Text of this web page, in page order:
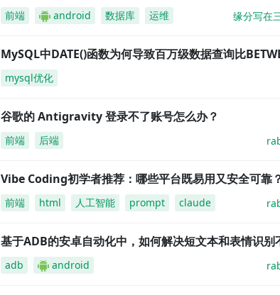
前端 android 数据库 运维 缘分写在
MySQL中DATE()函数为何导致百万级数据查询比
mysql优化
谷歌的 Antigravity 登录不了账号怎么办？
前端 后端
Vibe Coding初学者推荐：哪些平台既易用又安全可靠
前端 html 人工智能 prompt claude
基于ADB的安卓自动化中，如何解决短文本和表情识别
adb android